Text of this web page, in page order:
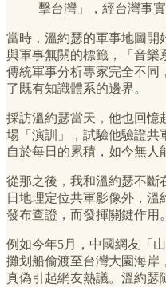
擊台灣」，經台灣事
當時，溫約瑟的軍事地圖開
與軍事無關的標籤，「音樂
傳統軍事分析專家完全不同
了既有知識體系的邊界。
採訪溫約瑟當天，他也回憶
場「演訓」，試驗他驗證共
自於每日的累積，如今無人
從那之後，我和溫約瑟不斷
日地理定位共軍影像外，溫
發布查證，而發揮關鍵作用。
例如今年5月，中國網友「
攤划船偷渡至台灣大園海岸
真偽引起網友熱議。溫約瑟